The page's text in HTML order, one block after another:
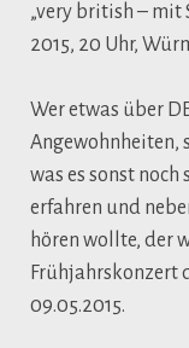
„very british – mit
2015, 20 Uhr,
Wer etwas über
Angewohnheiten,
was es sonst
erfahren und
hören wollte, der
Frühjahrskonzert
09.05.2015.